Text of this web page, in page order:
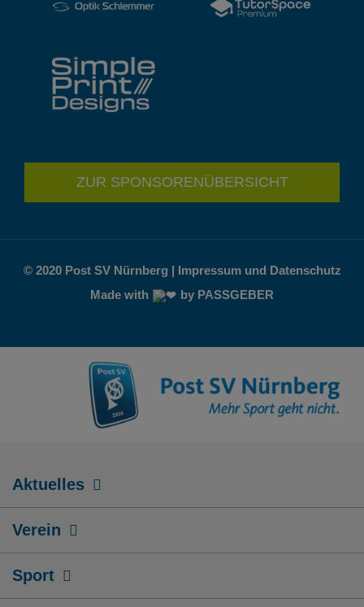
ZUR SPONSORENÜBERSICHT
© 2020 Post SV Nürnberg | Impressum und Datenschutz
Made with
by PASSGEBER
Aktuelles
Verein
Sport